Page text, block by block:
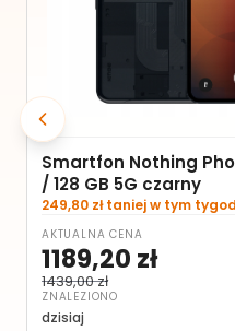
Smartfon Nothing
/ 128 GB 5G czarny
249,80 zł taniej w tym
AKTUALNA CENA
1189,20 zł
1439,00 zł
ZNALEZIONO
dzisiaj